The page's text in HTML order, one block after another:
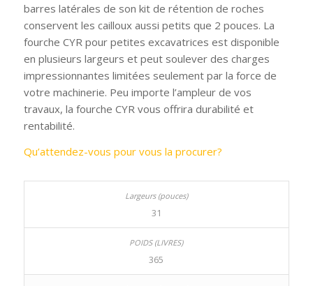
barres latérales de son kit de rétention de roches
conservent les cailloux aussi petits que 2 pouces. La
fourche CYR pour petites excavatrices est disponible
en plusieurs largeurs et peut soulever des charges
impressionnantes limitées seulement par la force de
votre machinerie. Peu importe l’ampleur de vos
travaux, la fourche CYR vous offrira durabilité et
rentabilité.
Qu’attendez-vous pour vous la procurer?
31
365